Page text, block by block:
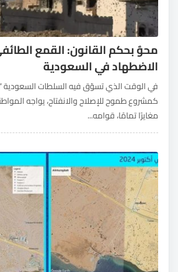
محوٌ بحكم القانون: القمع
الاضطهاد في السعودية
كمشروع طموح للإصلاح والانفتاح، يواجه
مغايرًا تمامًا، قوامه...